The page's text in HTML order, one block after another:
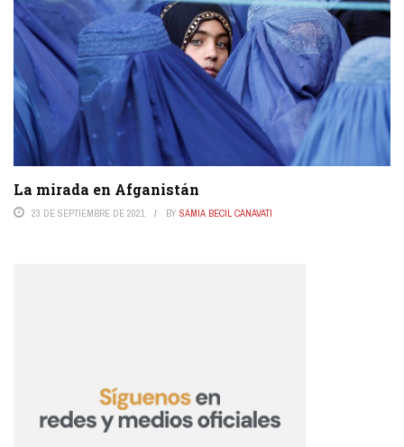
La mirada en Afganistán
23 DE SEPTIEMBRE DE 2021 BY SAMIA BECIL CANAVATI